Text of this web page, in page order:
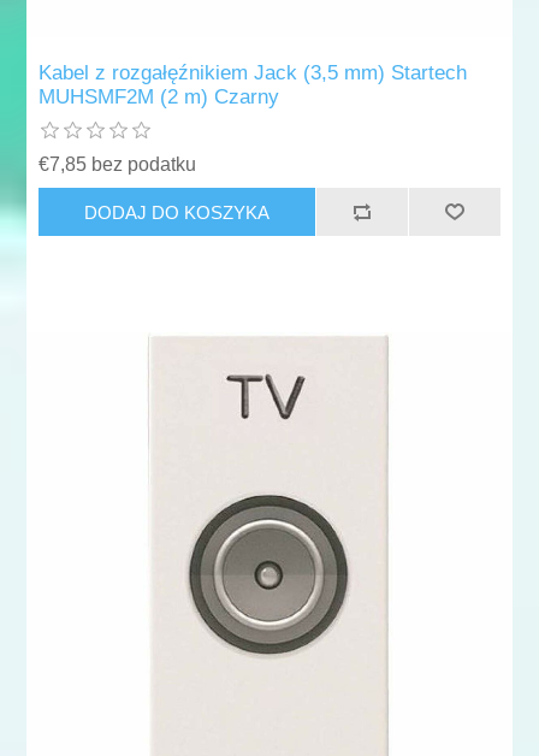
Kabel z rozgałęźnikiem Jack (3,5 mm) Startech
MUHSMF2M (2 m) Czarny
€7,85 bez podatku
DODAJ DO KOSZYKA